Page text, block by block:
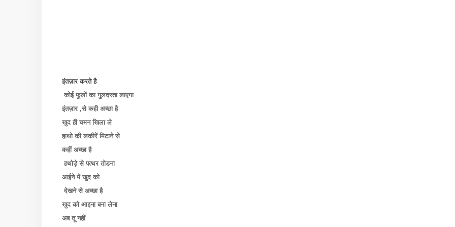
इंतज़ार करते है
कोई फूलों का गुलदस्ता लाएगा
इंतज़ार ,से कही अच्छा है
खुद ही चमन खिला ले
हाथो की लकीरें मिटाने से
कहीं अच्छा है
हथोड़े से पत्थर तोडना
आईने में खुद को
देखने से अच्छा है
खुद को आइना बना लेना
अब तू नहीं